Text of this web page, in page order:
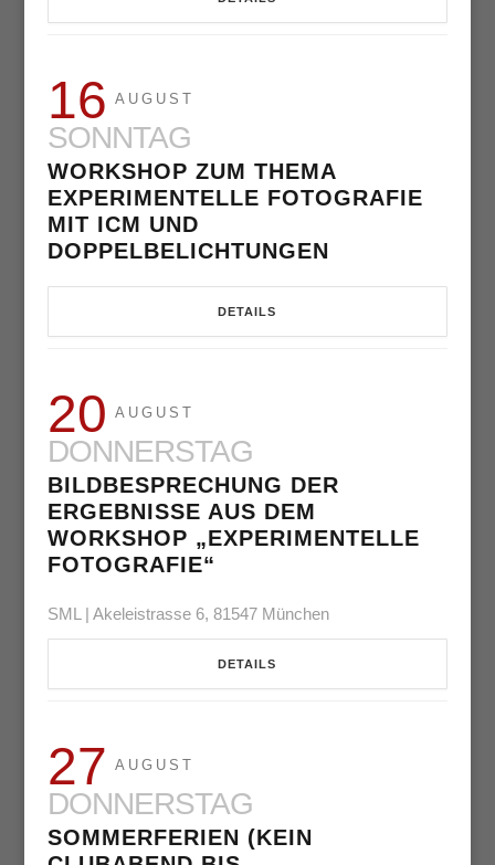
16 AUGUST
SONNTAG
WORKSHOP ZUM THEMA
EXPERIMENTELLE FOTOGRAFIE
MIT ICM UND
DOPPELBELICHTUNGEN
DETAILS
20 AUGUST
DONNERSTAG
BILDBESPRECHUNG DER
ERGEBNISSE AUS DEM
WORKSHOP „EXPERIMENTELLE
FOTOGRAFIE“
SML | Akeleistrasse 6, 81547 München
DETAILS
27 AUGUST
DONNERSTAG
SOMMERFERIEN (KEIN